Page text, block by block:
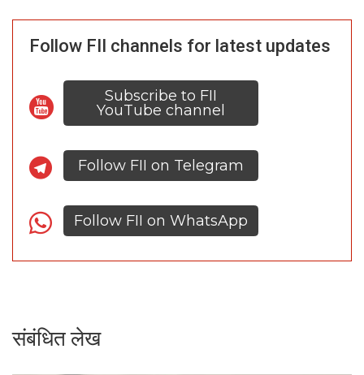
Follow FII channels for latest updates
Subscribe to FII
YouTube channel
Follow FII on Telegram
Follow FII on WhatsApp
संबंधित लेख